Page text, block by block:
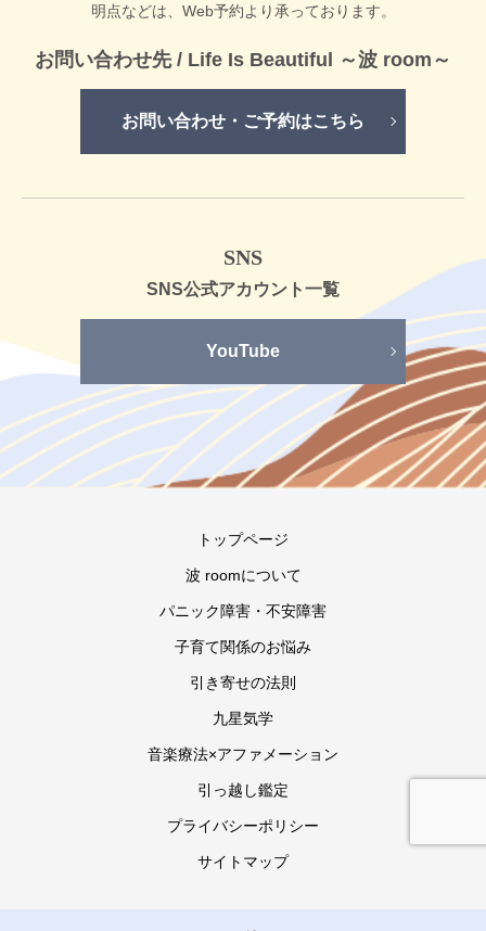
明点などは、 Web予約より承っております。
お問い合わせ先 / Life Is Beautiful ～波 room～
お問い合わせ・ご予約はこちら
SNS
SNS公式アカウント一覧
YouTube
トップページ
波 roomについて
パニック障害・不安障害
子育て関係のお悩み
引き寄せの法則
九星気学
音楽療法×アファメーション
引っ越し鑑定
プライバシーポリシー
サイトマップ